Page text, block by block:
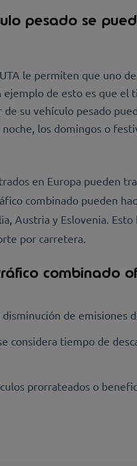
pesado se
le permiten que uno
de esto es que
su vehículo pesado
los domingos o
en Europa pueden
combinado pueden
Austria y Eslovenia.
por carretera.
combinado
de emisiones
considera tiempo de
prorrateados o